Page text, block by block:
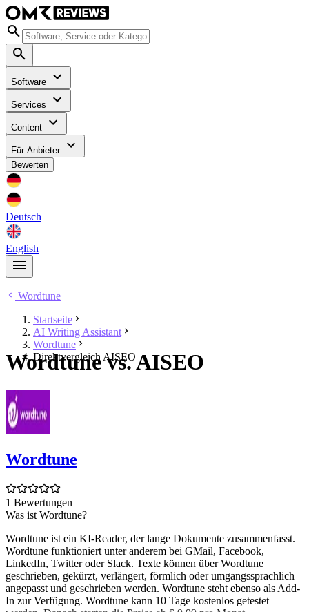
Software
Services
Content
Für Anbieter
Bewerten
Deutsch
English
Wordtune
Startseite
AI Writing Assistant
Wordtune
Direktvergleich AISEO
Wordtune vs. AISEO
Wordtune
1 Bewertungen
Was ist Wordtune?
Wordtune ist ein KI-Reader, der lange Dokumente zusammenfasst.
Wordtune funktioniert unter anderem bei GMail, Facebook,
LinkedIn, Twitter oder Slack. Texte können über Wordtune
geschrieben, gekürzt, verlängert, förmlich oder umgangssprachlich
angepasst und geschrieben werden. Wordtune steht ebenso als Add-
In zur Verfügung. Wordtune kann 10 Tage kostenlos getestet